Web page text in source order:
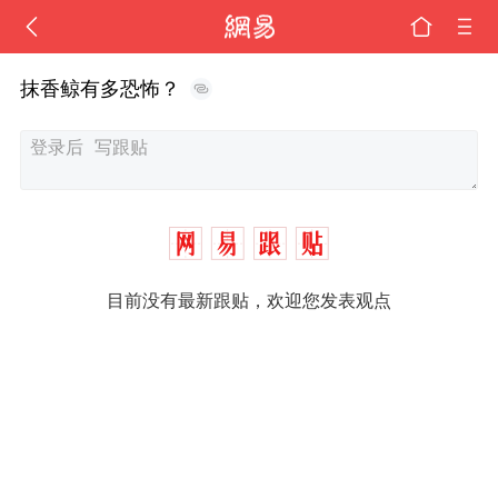
抹香鲸有多恐怖？
目前没有最新跟贴，欢迎您发表观点